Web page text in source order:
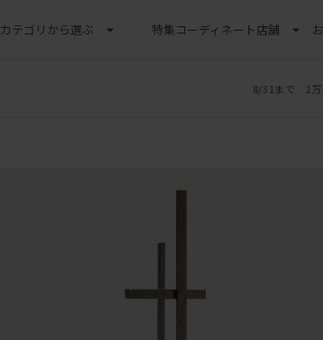
カテゴリから選ぶ 特集コーディネート店舗
8/31まで 2万